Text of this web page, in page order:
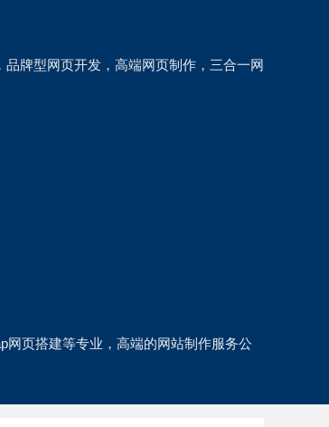
牌型网页开发，高端网页制作，三合一网
页搭建等专业，高端的网站制作服务公